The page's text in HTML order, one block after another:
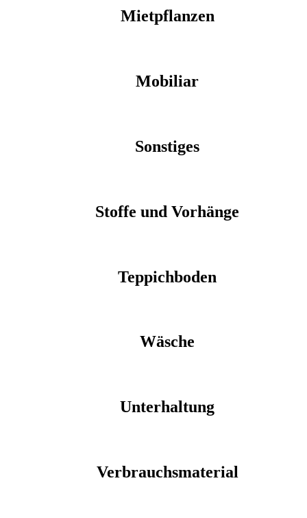
Mietpflanzen
Mobiliar
Sonstiges
Stoffe und Vorhänge
Teppichboden
Wäsche
Unterhaltung
Verbrauchsmaterial